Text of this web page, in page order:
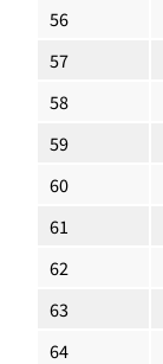
56
57
58
59
60
61
62
63
64